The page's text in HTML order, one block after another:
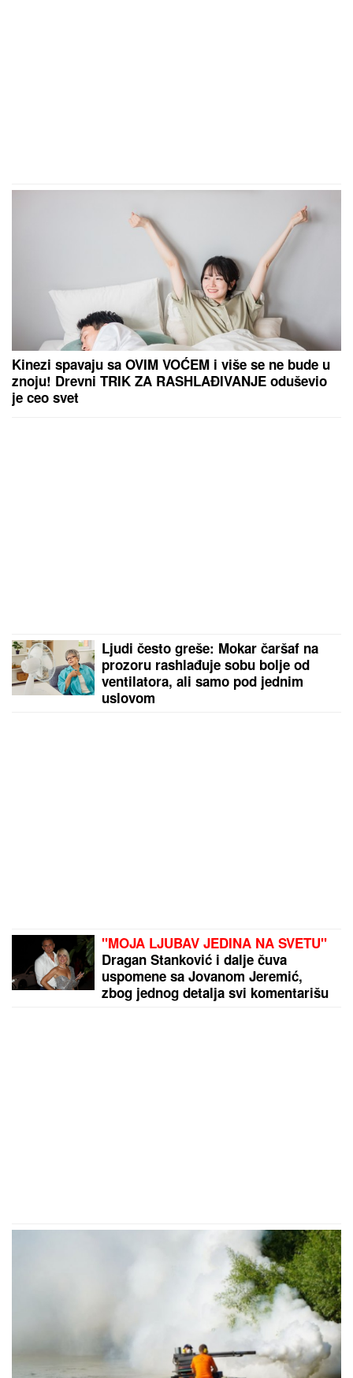
Kinezi spavaju sa OVIM VOĆEM i više se ne bude u
znoju! Drevni TRIK ZA RASHLAĐIVANJE oduševio
je ceo svet
Ljudi često greše: Mokar čaršaf na
prozoru rashlađuje sobu bolje od
ventilatora, ali samo pod jednim
uslovom
"MOJA LJUBAV JEDINA NA SVETU"
Dragan Stanković i dalje čuva
uspomene sa Jovanom Jeremić,
zbog jednog detalja svi komentarišu